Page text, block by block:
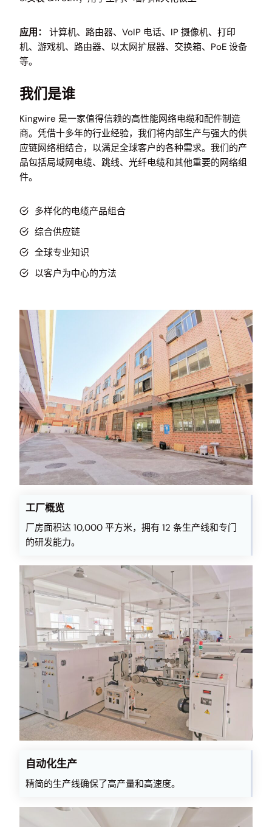
应用：
计算机、路由器、VoIP 电话、IP 摄像机、打印
机、游戏机、路由器、以太网扩展器、交换箱、PoE 设备
等。
我们是谁
Kingwire 是一家值得信赖的高性能网络电缆和配件制造
商。凭借十多年的行业经验，我们将内部生产与强大的供
应链网络相结合，以满足全球客户的各种需求。我们的产
品包括局域网电缆、跳线、光纤电缆和其他重要的网络组
件。
多样化的电缆产品组合
综合供应链
全球专业知识
以客户为中心的方法
工厂概览
厂房面积达 10,000 平方米，拥有 12 条生产线和专门
的研发能力。
自动化生产
精简的生产线确保了高产量和高速度。